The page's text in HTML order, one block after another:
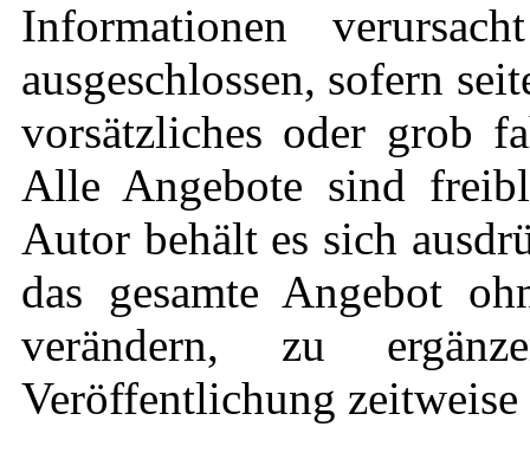
Informationen
ausgeschlossen, sofern
vorsätzliches oder grob
Alle Angebote sind
Autor behält es sich
das gesamte Angebot
verändern, zu
Veröffentlichung